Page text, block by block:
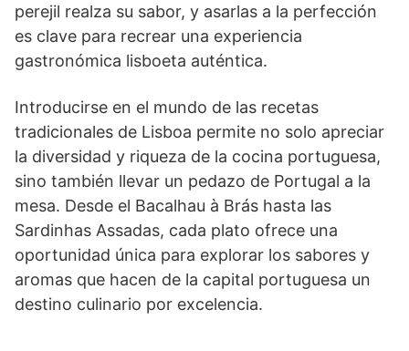
perejil realza su sabor, y asarlas a la perfección
es clave para recrear una experiencia
gastronómica lisboeta auténtica.
Introducirse en el mundo de las recetas
tradicionales de Lisboa permite no solo apreciar
la diversidad y riqueza de la cocina portuguesa,
sino también llevar un pedazo de Portugal a la
mesa. Desde el Bacalhau à Brás hasta las
Sardinhas Assadas, cada plato ofrece una
oportunidad única para explorar los sabores y
aromas que hacen de la capital portuguesa un
destino culinario por excelencia.